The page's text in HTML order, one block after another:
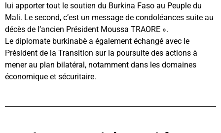
lui apporter tout le soutien du Burkina Faso au Peuple du
Mali. Le second, c’est un message de condoléances suite au
décès de l’ancien Président Moussa TRAORE ».
Le diplomate burkinabè a également échangé avec le
Président de la Transition sur la poursuite des actions à
mener au plan bilatéral, notamment dans les domaines
économique et sécuritaire.